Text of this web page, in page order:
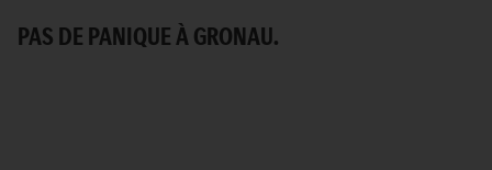
PAS DE PANIQUE À GRONAU.